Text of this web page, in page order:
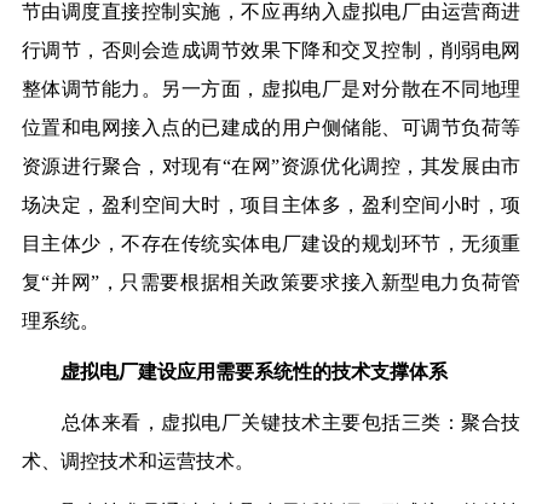
节由调度直接控制实施，不应再纳入虚拟电厂由运营商进
行调节，否则会造成调节效果下降和交叉控制，削弱电网
整体调节能力。另一方面，虚拟电厂是对分散在不同地理
位置和电网接入点的已建成的用户侧储能、可调节负荷等
资源进行聚合，对现有“在网”资源优化调控，其发展由市
场决定，盈利空间大时，项目主体多，盈利空间小时，项
目主体少，不存在传统实体电厂建设的规划环节，无须重
复“并网”，只需要根据相关政策要求接入新型电力负荷管
理系统。
虚拟电厂建设应用需要系统性的技术支撑体系
总体来看，虚拟电厂关键技术主要包括三类：聚合技
术、调控技术和运营技术。